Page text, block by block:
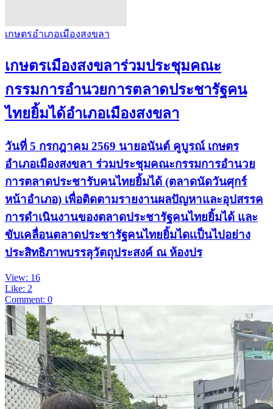
เกษตรอำเภอเมืองสงขลา
เกษตรเมืองสงขลาร่วมประชุมคณะ
กรรมการอำนวยการตลาดประชารัฐคน
ไทยยิ้มได้อำเภอเมืองสงขลา
วันที่ 5 กรกฎาคม 2569 นายอนันต์ คูบูรณ์ เกษตร
อำเภอเมืองสงขลา ร่วมประชุมคณะกรรมการอำนวย
การตลาดประชารับคนไทยยิ้มได้ (ตลาดนัดวันศุกร์
หน้าอำเภอ) เพื่อติดตามรายงานผลปัญหาและอุปสรรค
การดำเนินงานของตลาดประชารัฐคนไทยยิ้มได้ และ
ขับเคลื่อนตลาดประชารัฐคนไทยยิ้มไดเเป็นไปอย่าง
ประสิทธิภาพบรรลุวัตถุประสงค์ ณ ห้องปร
View: 16
Like: 2
Comment: 0